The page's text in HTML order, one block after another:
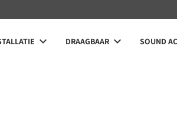
DRAAGBAAR SOUND